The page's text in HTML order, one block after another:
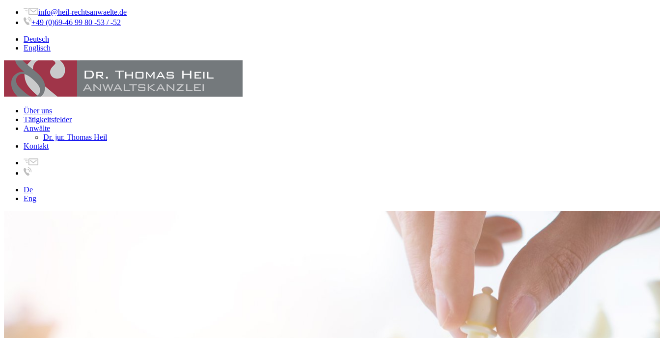
info@heil-rechtsanwaelte.de
+49 (0)69-46 99 80 -53 / -52
Deutsch
Englisch
Über uns
Tätigkeitsfelder
Anwälte
Dr. jur. Thomas Heil
Kontakt
De
Eng